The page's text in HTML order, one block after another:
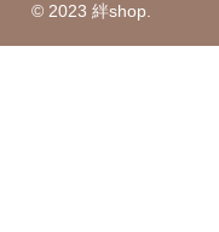
© 2023 絆shop.